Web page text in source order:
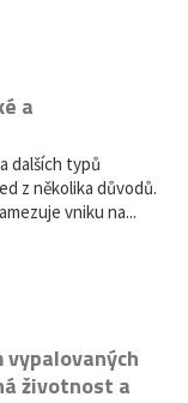
a
dalších typů
z několika důvodů.
vniku na...
životnost a